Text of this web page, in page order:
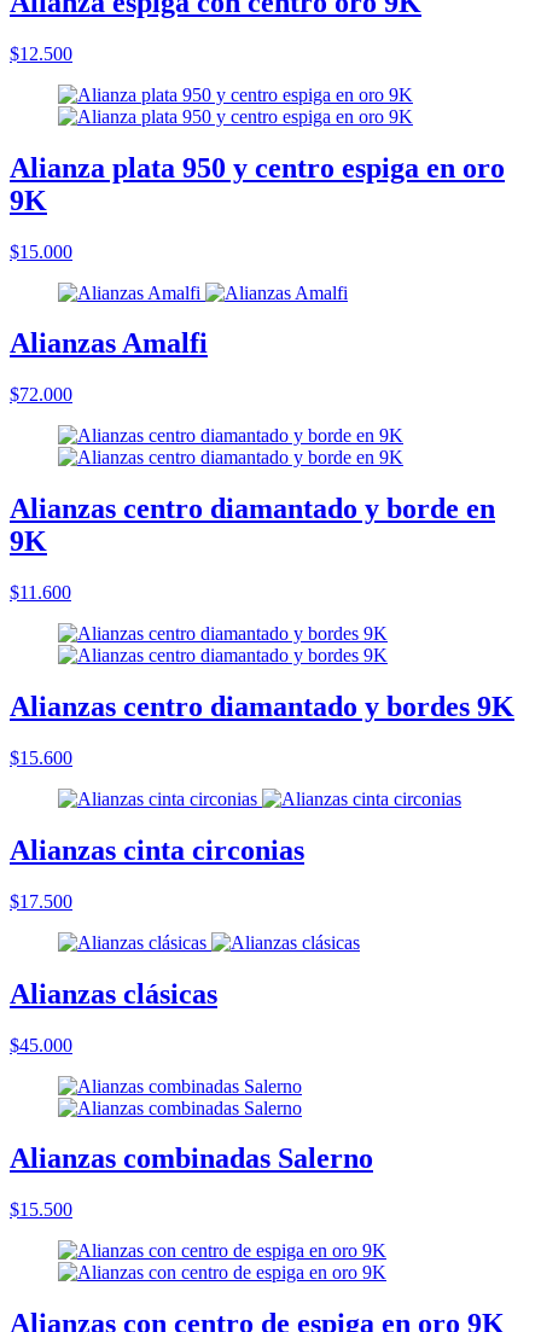
$12.500
Alianza plata 950 y centro espiga en oro
9K
$15.000
Alianzas Amalfi
$72.000
Alianzas centro diamantado y borde en
9K
$11.600
Alianzas centro diamantado y bordes 9K
$15.600
Alianzas cinta circonias
$17.500
Alianzas clásicas
$45.000
Alianzas combinadas Salerno
$15.500
Alianzas con centro de espiga en oro 9K